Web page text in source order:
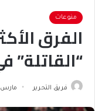
منوعات
الفرق
“القاتلة”
فريق التحرير مارس 4, 2024